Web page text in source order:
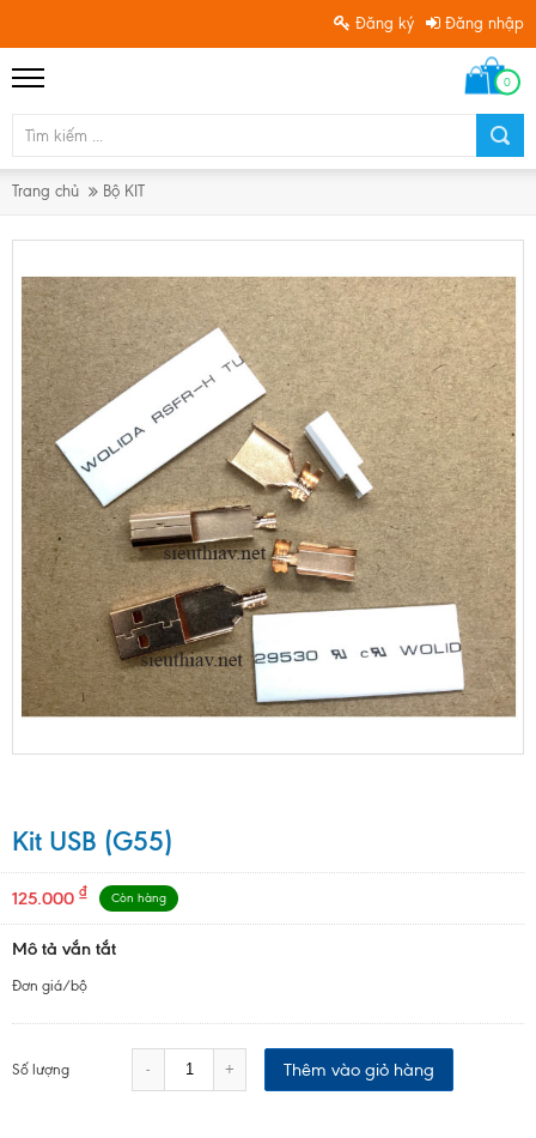
Đăng ký Đăng nhập
0
Trang chủ Bộ KIT
Kit USB (G55)
125.000 ₫ Còn hàng
Mô tả vắn tắt
Đơn giá/bộ
Số lượng - + Thêm vào giỏ hàng